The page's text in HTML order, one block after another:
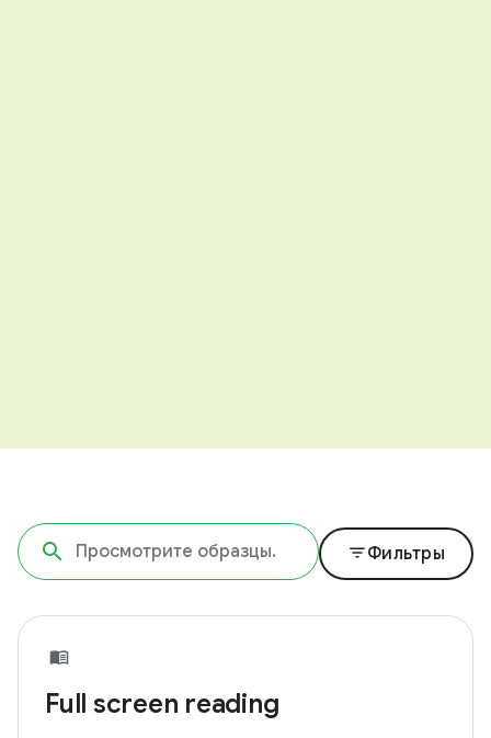
filter_listФильтры
Full screen reading